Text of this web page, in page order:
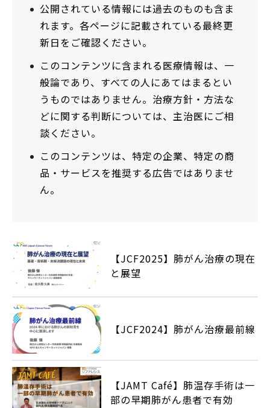
公開されている情報には過去のものも含ま
れます。各ページに記載されている最終更
新日をご確認ください。
このコンテンツに含まれる医療情報は、一
般論であり、すべての人にあてはまるとい
うものではありません。治療方針・方法な
どに関する判断については、主治医にご相
談ください。
このコンテンツは、特定の企業、特定の商
品・サービスを推奨する広告ではありませ
ん。
【JCF2025】肺がん治療の現在
と展望
【JCF2024】肺がん治療最前線
【JAMT Café】肺温存手術は一
部の早期肺がん患者で有効